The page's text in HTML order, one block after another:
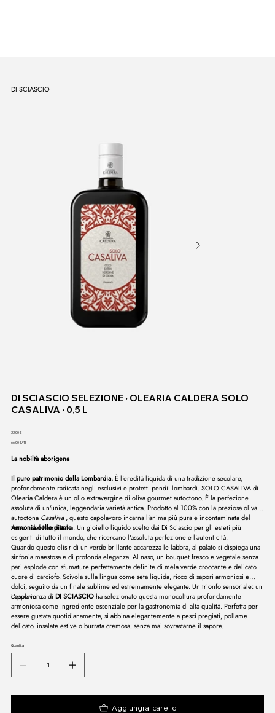
DI SCIASCIO
DI SCIASCIO SELEZIONE ∙ OLEARIA CALDERA SOLO
CASALIVA ∙ 0,5 L
Prezzo
33,00 €
66,00 €
1
litro
66,00 €/1l
La nobiltà aborigena
Il puro patrimonio della Lombardia.È l'eredità liquida di una tradizione secolare,
profondamente radicata negli esclusivi e protetti pendii lombardi. SOLO CASALIVA di
Olearia Caldera è un olio extravergine di oliva gourmet autoctono. È la perfezione
assoluta di un'unica, leggendaria varietà antica. Prodotto al 100% con la preziosa oliva
autoctona Casaliva, questo capolavoro incarna l'anima più pura e incontaminata del
terroir del Nord Italia. Un gioiello liquido scelto dai Di Sciascio per gli esteti più
esigenti di tutto il mondo, che ricercano l'assoluta perfezione e l'autenticità.
Armonia delle piante
Quando questo elisir di un verde brillante accarezza le labbra, al palato si dispiega una
sinfonia maestosa e di profonda eleganza. Al naso, un bouquet fresco e vegetale senza
pari esplode con sfumature perfettamente definite di mela verde croccante e delicato
cuore di carciofo. Scivola sulla lingua come seta liquida, ricco di sapori armoniosi e
dolci, seguito da un finale sublime ed estremamente elegante. Un trionfo sensoriale: un
capolavoro.
L'esperienza diDI SCIASCIOha selezionato questa monocoltura profondamente
armoniosa come ingrediente essenziale per la gastronomia di alta qualità. Perfetta per
essere gustata quotidianamente, si abbina elegantemente a pesci pregiati, pollame
delicato, insalate estive o burrata cremosa, senza mai sovrastarne il sapore.
Quantità
Aggiungi al carello